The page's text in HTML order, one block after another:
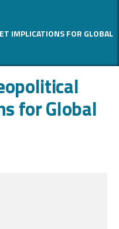
IMPLICATIONS FOR GLOBAL
for Global